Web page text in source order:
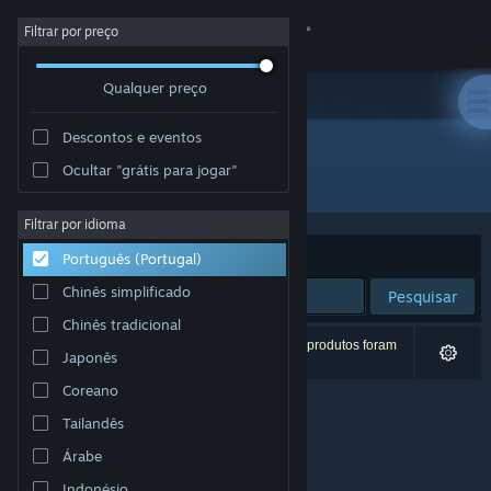
Iniciar sessão
Sobre
Apoio
Alterar idioma
Instala a app móvel do Steam
Ver versão para computadores
Filtrar por preço
Qualquer preço
Descontos e eventos
Ocultar "grátis para jogar"
Filtrar por idioma
Português (Portugal)
Chinês simplificado
Chinês tradicional
Japonês
Coreano
Tailandês
Árabe
Developer: Zero Sum Games
Ordenar por Relevância
Pesquisar
0 resultados correspondentes à tua pesquisa. 8 produtos foram
excluídos com base nas tuas preferências.